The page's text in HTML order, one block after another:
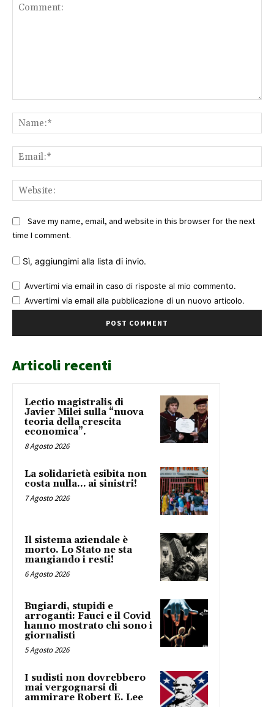
Save my name, email, and website in this browser for the next
time I comment.
Sì, aggiungimi alla lista di invio.
Avvertimi via email in caso di risposte al mio commento.
Avvertimi via email alla pubblicazione di un nuovo articolo.
Articoli recenti
Lectio magistralis di
Javier Milei sulla “nuova
teoria della crescita
economica”.
8 Agosto 2026
La solidarietà esibita non
costa nulla… ai sinistri!
7 Agosto 2026
Il sistema aziendale è
morto. Lo Stato ne sta
mangiando i resti!
6 Agosto 2026
Bugiardi, stupidi e
arroganti: Fauci e il Covid
hanno mostrato chi sono i
giornalisti
5 Agosto 2026
I sudisti non dovrebbero
mai vergognarsi di
ammirare Robert E. Lee